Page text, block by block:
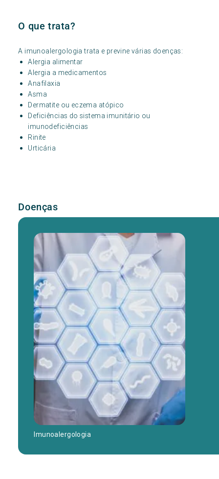
O que trata?
A imunoalergologia trata e previne várias doenças:
Alergia alimentar
Alergia a medicamentos
Anafilaxia
Asma
Dermatite ou eczema atópico
Deficiências do sistema imunitário ou
imunodeficiências
Rinite
Urticária
Doenças
Imunoalergologia